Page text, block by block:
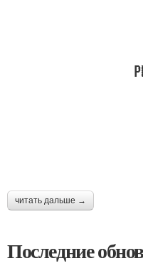
читать дальше →
Последние